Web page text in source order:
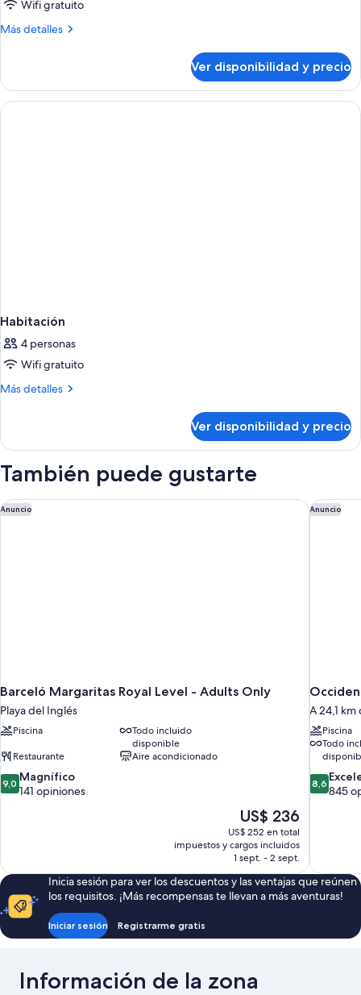
Wifi gratuito
Más detalles
Más
Ver disponibilidad y precio
Habitación
4 personas
Wifi gratuito
Más detalles
Más
Ver disponibilidad y precio
También puede gustarte
Anuncio
Barceló Margaritas Royal Level - Adults Only
Playa del Inglés
Piscina
Todo incluido
disponible
Restaurante
Aire acondicionado
9.0
de
9,0 Magnífico
141 opiniones
El
precio
actual
es
de
US$ 236
US$ 236
US$ 252 en total
impuestos y cargos incluidos
1 sept. - 2 sept.
Barceló Margaritas Royal Level - Adults Only Anuncio
A 24,1
Piscina
Todo
8.6
de
8,6
845
Inicia sesión para ver los descuentos y las ventajas que reúnen
los requisitos. ¡Más recompensas te llevan a más aventuras!
Iniciar sesión Registrarme gratis
Información de la zona